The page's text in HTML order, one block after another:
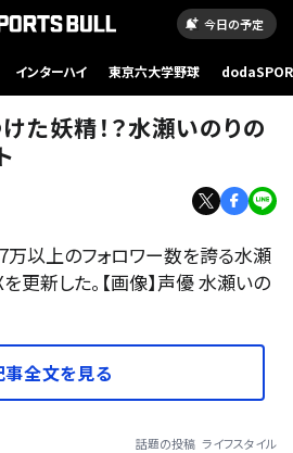
今日の予定
インターハイ 東京六大学野球
た妖精！？水瀬いのりの
万以上のフォロワー数を誇る水瀬
更新した。【画像】声優 水瀬いの
事全文を見る
話題の投稿 ライフスタイル